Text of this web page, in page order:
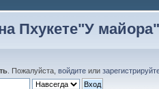
Пхукете"У
. Пожалуйста,войдите или